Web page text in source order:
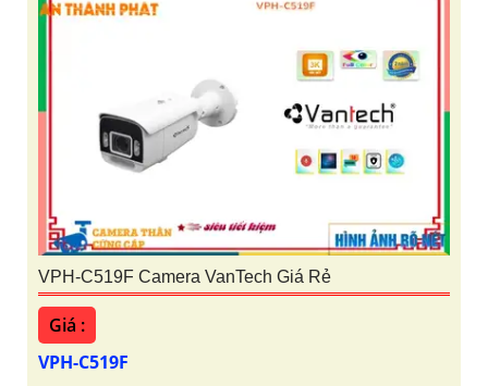
VPH-C519F Camera VanTech Giá Rẻ
Giá :
VPH-C519F